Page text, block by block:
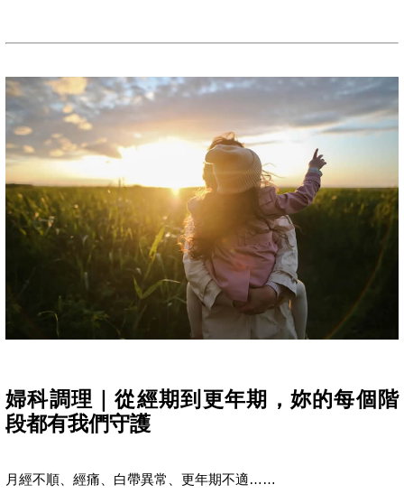
婦科調理｜從經期到更年期，妳的每個階
段都有我們守護
月經不順、經痛、白帶異常、更年期不適……